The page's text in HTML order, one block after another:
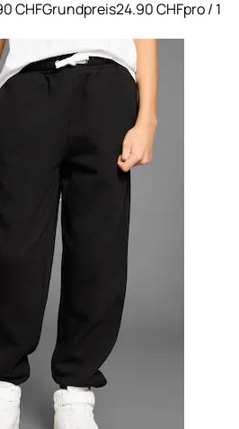
CHFGrundpreis24.90 CHFpro/ 1